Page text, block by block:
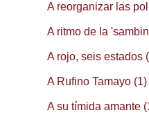
A reorganizar las
A ritmo de la
A rojo, seis estados
A Rufino Tamayo (1)
A su tímida amante